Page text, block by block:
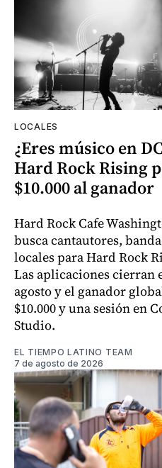
LOCALES
¿Eres músico en
Hard Rock Rising
$10.000 al ganador
Hard Rock Cafe
busca cantautores,
locales para Hard Rock
Las aplicaciones cierran
agosto y el ganador
$10.000 y una sesión en
Studio.
EL TIEMPO LATINO TEAM
7 de agosto de 2026